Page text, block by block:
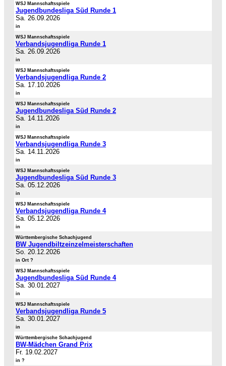
WSJ Mannschaftsspiele
Jugendbundesliga Süd Runde 1
Sa. 26.09.2026
in
WSJ Mannschaftsspiele
Verbandsjugendliga Runde 1
Sa. 26.09.2026
in
WSJ Mannschaftsspiele
Verbandsjugendliga Runde 2
Sa. 17.10.2026
in
WSJ Mannschaftsspiele
Jugendbundesliga Süd Runde 2
Sa. 14.11.2026
in
WSJ Mannschaftsspiele
Verbandsjugendliga Runde 3
Sa. 14.11.2026
in
WSJ Mannschaftsspiele
Jugendbundesliga Süd Runde 3
Sa. 05.12.2026
in
WSJ Mannschaftsspiele
Verbandsjugendliga Runde 4
Sa. 05.12.2026
in
Württembergische Schachjugend
BW Jugendbiltzeinzelmeisterschaften
So. 20.12.2026
in Ort ?
WSJ Mannschaftsspiele
Jugendbundesliga Süd Runde 4
Sa. 30.01.2027
in
WSJ Mannschaftsspiele
Verbandsjugendliga Runde 5
Sa. 30.01.2027
in
Württembergische Schachjugend
BW-Mädchen Grand Prix
Fr. 19.02.2027
in ?